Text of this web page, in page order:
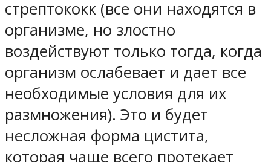
стрептококк (все они находятся в
организме, но злостно
воздействуют только тогда, когда
организм ослабевает и дает все
необходимые условия для их
размножения). Это и будет
несложная форма цистита,
которая чаще всего протекает